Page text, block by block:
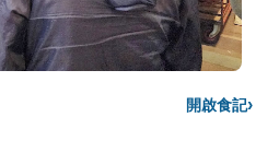
開啟食記›